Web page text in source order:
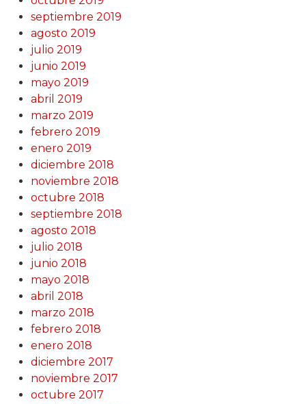
septiembre 2019
agosto 2019
julio 2019
junio 2019
mayo 2019
abril 2019
marzo 2019
febrero 2019
enero 2019
diciembre 2018
noviembre 2018
octubre 2018
septiembre 2018
agosto 2018
julio 2018
junio 2018
mayo 2018
abril 2018
marzo 2018
febrero 2018
enero 2018
diciembre 2017
noviembre 2017
octubre 2017